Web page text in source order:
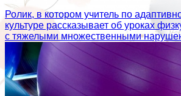
Ролик, в котором учитель по
культуре рассказывает об уроках
с тяжелыми множественными